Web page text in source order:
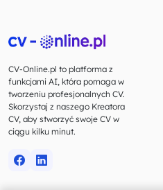
CV-Online.pl to platforma z
funkcjami AI, która pomaga w
tworzeniu profesjonalnych CV.
Skorzystaj z naszego Kreatora
CV, aby stworzyć swoje CV w
ciągu kilku minut.